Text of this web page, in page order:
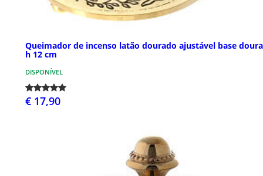
Queimador de incenso latão dourado ajustável base
h 12 cm
DISPONÍVEL
€ 17,90